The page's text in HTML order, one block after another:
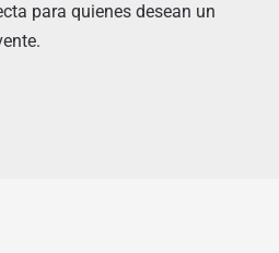
para quienes desean un